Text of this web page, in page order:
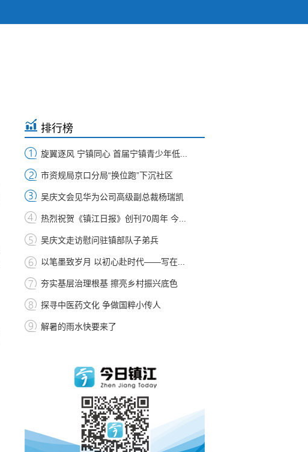
排行榜
旋翼逐风 宁镇同心 首届宁镇青少年低...
市资规局京口分局“换位跑”下沉社区
吴庆文会见华为公司高级副总裁杨瑞凯
热烈祝贺《镇江日报》创刊70周年 今...
吴庆文走访慰问驻镇部队子弟兵
以笔墨致岁月 以初心赴时代——写在...
夯实基层治理根基 擦亮乡村振兴底色
探寻中医药文化 争做国粹小传人
解暑的雨水快要来了